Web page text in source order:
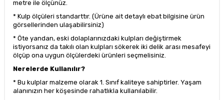
metre ile ölçünüz.
* Kulp ölçüleri standarttır. (Ürüne ait detaylı ebat bilgisine ürün
görsellerinden ulaşabilirsiniz)
* Öte yandan, eski dolaplarınızdaki kulpları değiştirmek
istiyorsanız da takılı olan kulpları sökerek iki delik arası mesafeyi
ölçüp ona uygun ölçülerdeki ürünleri seçmelisiniz.
Nerelerde Kullanılır?
* Bu kulplar malzeme olarak 1. Sınıf kaliteye sahiptirler. Yaşam
alanınızın her köşesinde rahatlıkla kullanılabilir.